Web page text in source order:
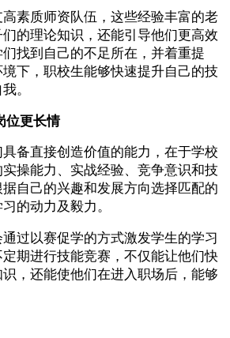
素质师资队伍，这些经验丰富的老
的理论知识，还能引导他们更高效
找到自己的不足所在，并着重提
下，职校生能够快速提升自己的技
。
位更长情
备直接创造价值的能力，在于学校
操能力、实战经验、竞争意识和技
自己的兴趣和发展方向选择匹配的
的动力及毅力。
过以赛促学的方式激发学生的学习
期进行技能竞赛，不仅能让他们快
，还能使他们在进入职场后，能够